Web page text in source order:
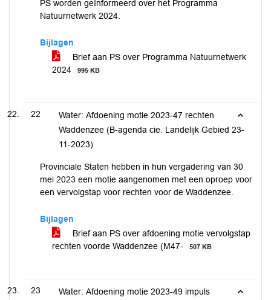
PS worden geïnformeerd over het Programma
Natuurnetwerk 2024.
Bijlagen
Brief aan PS over Programma Natuurnetwerk
2024
995 KB
22
Water: Afdoening motie 2023-47 rechten
Waddenzee (B-agenda cie. Landelijk Gebied 23-
11-2023)
Provinciale Staten hebben in hun vergadering van 30
mei 2023 een motie aangenomen met een oproep voor
een vervolgstap voor rechten voor de Waddenzee.
Bijlagen
Brief aan PS over afdoening motie vervolgstap
rechten voorde Waddenzee (M47-
507 KB
23
Water: Afdoening motie 2023-49 impuls